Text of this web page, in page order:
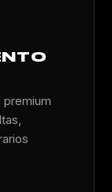
premium